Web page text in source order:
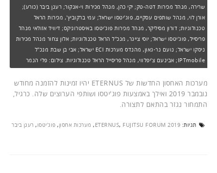
שרירה, מנהל מכירות דטה-טק; יקי כהן, מנהל מכירות וי-אנקור; רענן ביבר (כורע);
אורן לוי, מנהל שותפים עסקיים, פוג'יטסו ישראל; עמי ברקוביץ', מכירות הראל
טכנולוגיות; דורון מסיליקר, מנהל מכירות פוג'יטסו באיסטרוניקס; דיוויד אזולאי מנהל
פריסייל, פוג'יטסו ישראל; יוסי צייגר, מנכ"ל הראל טכנולוגיות; אלון צחור מנהל מכירות
ניסקו ישראל; נועם נר-גאון, מהנדס מערכות ECI ישראל; אבי בן שבת מנכ"ל
IPTmobile; אבינעם צ'יפלווי, מנהל פריסייל הראל טכנולוגיות. צילום: פלי הנמר
מערכות האחסון החדשות של ETERNUS יהיו זמינות להזמנה מחודש
נובמבר 2019 ואילך באמצעות פוג'יטסו ושותפי הערוצים שלה. כרגיל,
התמחור נגזר בהתאם לתצורה.
תגיות: ETERNUS, FUJITSU FORUM 2019
, מערכות אחסון, פוג'יטסו , רענן ביבר